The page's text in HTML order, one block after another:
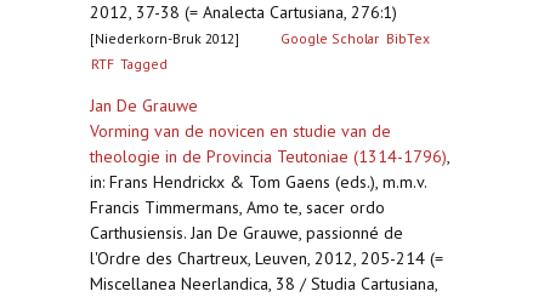
2012, 37-38 (= Analecta Cartusiana, 276:1)
[Niederkorn-Bruk 2012] Google Scholar BibTex
RTF Tagged
Jan De Grauwe
Vorming van de novicen en studie van de
theologie in de Provincia Teutoniae (1314-1796),
in: Frans Hendrickx & Tom Gaens (eds.), m.m.v.
Francis Timmermans, Amo te, sacer ordo
Carthusiensis. Jan De Grauwe, passionné de
l'Ordre des Chartreux, Leuven, 2012, 205-214 (=
Miscellanea Neerlandica, 38 / Studia Cartusiana,